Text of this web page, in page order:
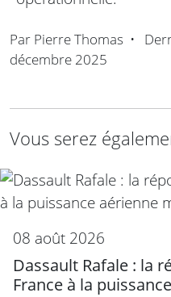
Par Pierre Thomas •
décembre 2025
Vous serez
08 août 2026
Dassault Rafale : la
France à la